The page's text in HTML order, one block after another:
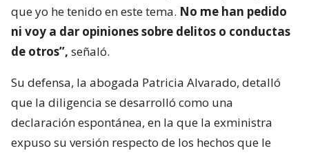
que yo he tenido en este tema. No me han pedido
ni voy a dar opiniones sobre delitos o conductas
de otros”, señaló.
Su defensa, la abogada Patricia Alvarado, detalló
que la diligencia se desarrolló como una
declaración espontánea, en la que la exministra
expuso su versión respecto de los hechos que le